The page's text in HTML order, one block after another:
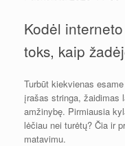
Kodėl
toks, kaip
Turbūt kiekvienas
įrašas stringa, žaidimas
amžinybę. Pirmiausia
lėčiau nei turėtų? Čia ir
matavimu.